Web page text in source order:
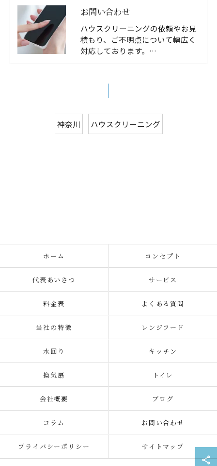
お問い合わせ
ハウスクリーニングの依頼やお見
積もり、ご不明点について幅広く
対応しております。…
神奈川 ハウスクリーニング
ホーム コンセプト
代表あいさつ サービス
料金表 よくある質問
当社の特徴 レンジフード
水回り キッチン
換気扇 トイレ
会社概要 ブログ
コラム お問い合わせ
プライバシーポリシー サイトマップ